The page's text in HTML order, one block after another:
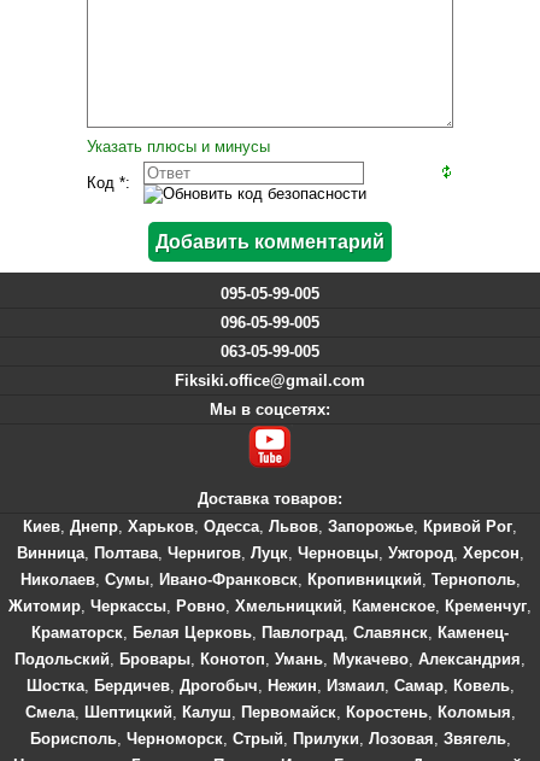
Указать плюсы и минусы
Код *:
095-05-99-005
096-05-99-005
063-05-99-005
Fiksiki.office@gmail.com
Мы в соцсетях:
Доставка товаров:
Киев, Днепр, Харьков, Одесса, Львов, Запорожье, Кривой Рог,
Винница, Полтава, Чернигов, Луцк, Черновцы, Ужгород, Херсон,
Николаев, Сумы, Ивано-Франковск, Кропивницкий, Тернополь,
Житомир, Черкассы, Ровно, Хмельницкий, Каменское, Кременчуг,
Краматорск, Белая Церковь, Павлоград, Славянск, Каменец-
Подольский, Бровары, Конотоп, Умань, Мукачево, Александрия,
Шостка, Бердичев, Дрогобыч, Нежин, Измаил, Самар, Ковель,
Смела, Шептицкий, Калуш, Первомайск, Коростень, Коломыя,
Борисполь, Черноморск, Стрый, Прилуки, Лозовая, Звягель,